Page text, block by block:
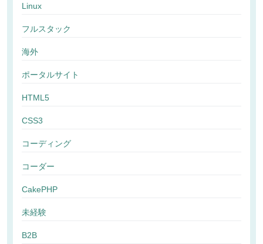
Linux
フルスタック
海外
ポータルサイト
HTML5
CSS3
コーディング
コーダー
CakePHP
未経験
B2B